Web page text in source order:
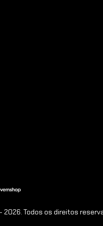
Todos os direitos